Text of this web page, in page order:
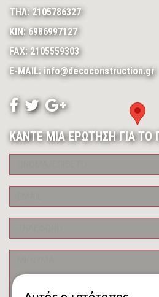
ΤΗΛ: 2105786327
ΚΙΝ: 6986997127
FAX: 2105559303
E-MAIL: info@decoconstruction.gr
ΚΑΝΤΕ ΜΙΑ ΕΡΩΤΗΣΗ ΓΙΑ ΤΟ